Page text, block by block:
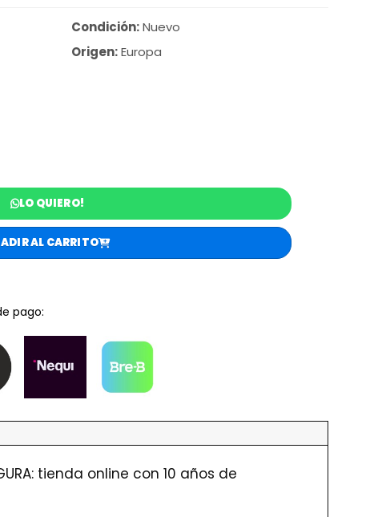
Condición:Nuevo
Origen:Europa
LO QUIERO!
AL CARRITO
pago:
tienda online con 10 años de